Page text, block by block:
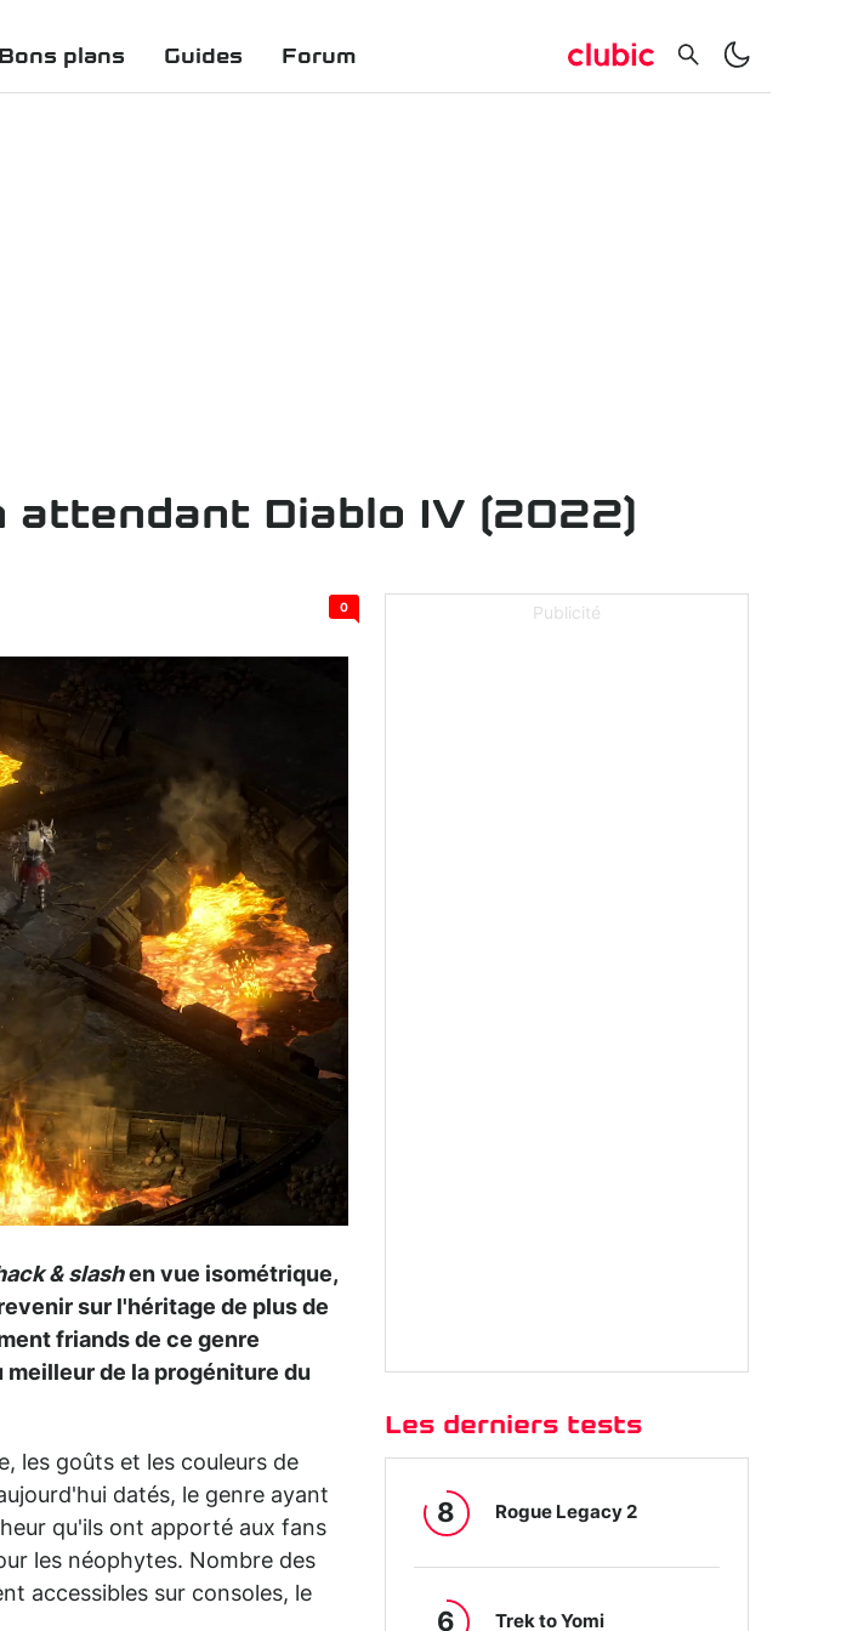
Bons plans Guides Forum
attendant Diablo IV (2022)
0
& slashen vue isométrique,
sur l'héritage de plus de
friands de ce genre
de la progéniture du
les goûts et les couleurs de
datés, le genre ayant
qu'ils ont apporté aux fans
les néophytes. Nombre des
accessibles sur consoles, le
Publicité
Les derniers tests
8 Rogue Legacy 2
6 Trek to Yomi